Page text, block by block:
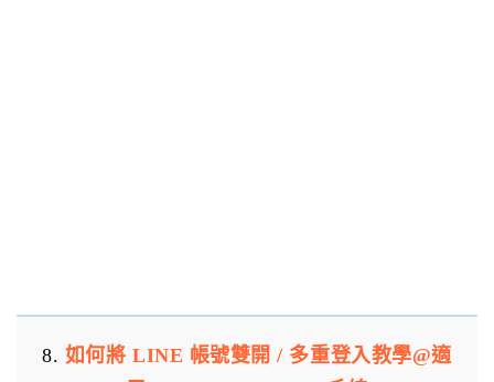
8. 如何將 LINE 帳號雙開 / 多重登入教學@適